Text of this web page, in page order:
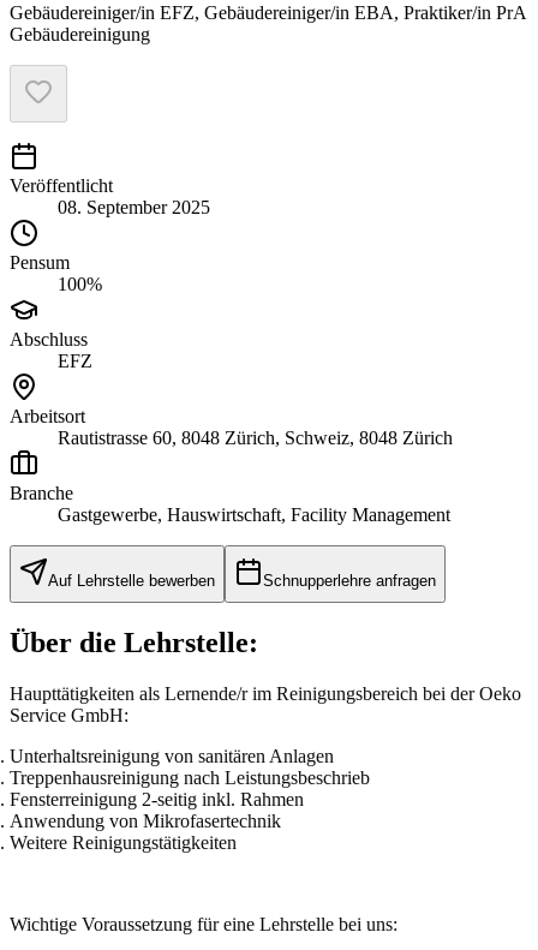
Gebäudereiniger/in EFZ, Gebäudereiniger/in EBA, Praktiker/in PrA
Gebäudereinigung
Veröffentlicht
08. September 2025
Pensum
100%
Abschluss
EFZ
Arbeitsort
Rautistrasse 60, 8048 Zürich, Schweiz, 8048 Zürich
Branche
Gastgewerbe, Hauswirtschaft, Facility Management
Auf Lehrstelle bewerben Schnupperlehre anfragen
Über die Lehrstelle:
Haupttätigkeiten als Lernende/r im Reinigungsbereich bei der Oeko
Service GmbH:
Unterhaltsreinigung von sanitären Anlagen
Treppenhausreinigung nach Leistungsbeschrieb
Fensterreinigung 2-seitig inkl. Rahmen
Anwendung von Mikrofasertechnik
Weitere Reinigungstätigkeiten
Wichtige Voraussetzung für eine Lehrstelle bei uns: